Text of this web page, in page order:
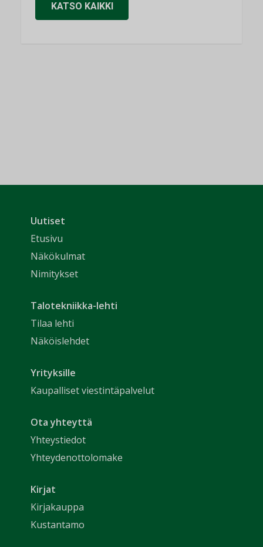
KATSO KAIKKI
Uutiset
Etusivu
Näkökulmat
Nimitykset
Talotekniikka-lehti
Tilaa lehti
Näköislehdet
Yrityksille
Kaupalliset viestintäpalvelut
Ota yhteyttä
Yhteystiedot
Yhteydenottolomake
Kirjat
Kirjakauppa
Kustantamo